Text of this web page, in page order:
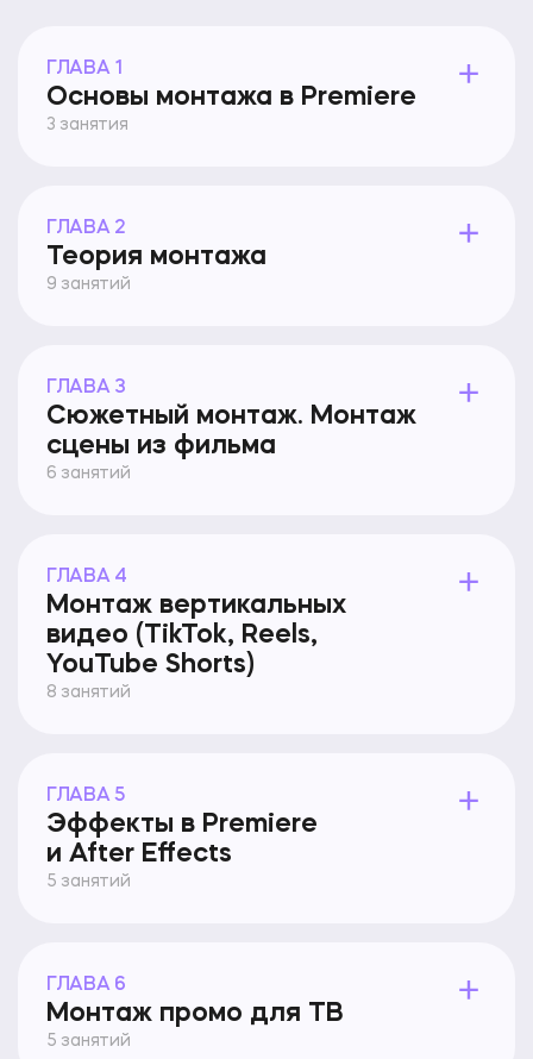
ГЛАВА 1
Основы монтажа в Premiere
3 занятия
ГЛАВА 2
Теория монтажа
9 занятий
ГЛАВА 3
Сюжетный монтаж. Монтаж
сцены из фильма
6 занятий
ГЛАВА 4
Монтаж вертикальных
видео (TikTok, Reels,
YouTube Shorts)
8 занятий
ГЛАВА 5
Эффекты в Premiere
и After Effects
5 занятий
ГЛАВА 6
Монтаж промо для ТВ
5 занятий